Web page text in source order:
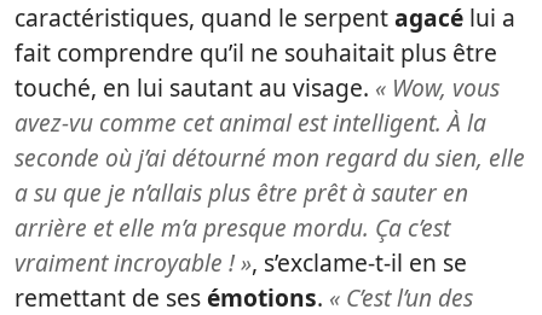
caractéristiques, quand le serpentagacé lui a
fait comprendre qu’il ne souhaitait plus être
touché, en lui sautant au visage. « Wow, vous
avez-vu comme cet animal est intelligent. À la
seconde où j’ai détourné mon regard du sien, elle
a su que je n’allais plus être prêt à sauter en
arrière et elle m’a presque mordu. Ça c’est
vraiment incroyable ! », s’exclame-t-il en se
remettant de sesémotions. « C’est l’un des